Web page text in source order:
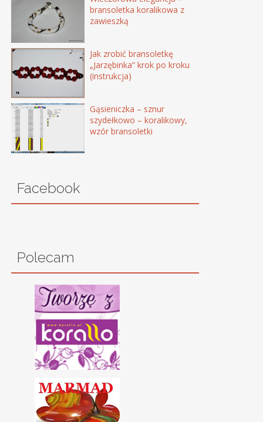
bransoletka koralikowa z
zawieszką
Jak zrobić bransoletkę
„Jarzębinka” krok po kroku
(instrukcja)
Gąsieniczka – sznur
szydełkowo – koralikowy,
wzór bransoletki
Facebook
Polecam